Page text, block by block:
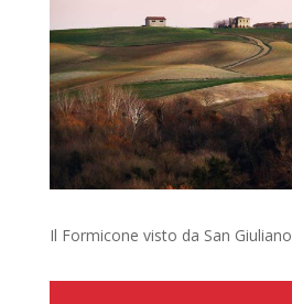
Il Formicone visto da San Giuliano